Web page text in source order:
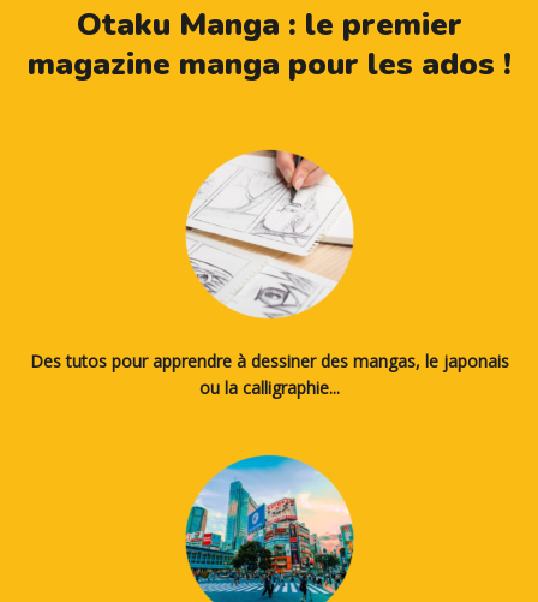
Otaku Manga : le premier
magazine manga pour les ados !
Des tutos pour apprendre à dessiner des mangas, le japonais
ou la calligraphie...